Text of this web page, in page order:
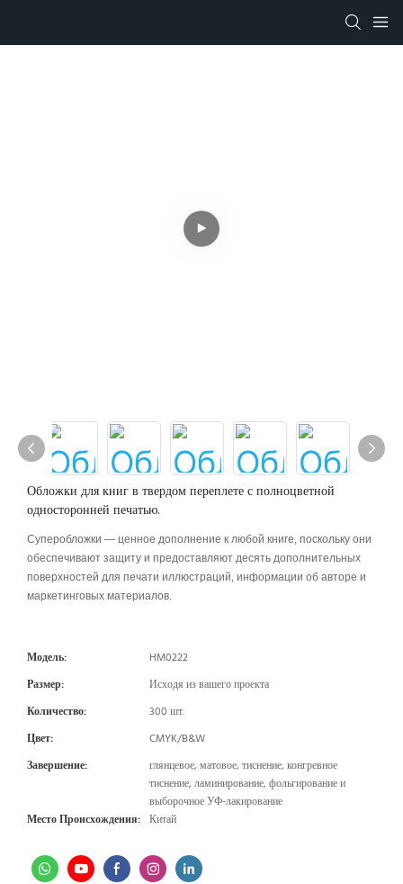
Обложки для книг в твердом переплете с полноцветной
односторонней печатью.
Суперобложки — ценное дополнение к любой книге, поскольку они
обеспечивают защиту и предоставляют десять дополнительных
поверхностей для печати иллюстраций, информации об авторе и
маркетинговых материалов.
Модель:
HM0222
Размер:
Исходя из вашего проекта
Количество:
300 шт.
Цвет:
CMYK/B&W
Завершение:
глянцевое, матовое, тиснение, конгревное
тиснение, ламинирование, фольгирование и
выборочное УФ-лакирование
Место Происхождения: Китай